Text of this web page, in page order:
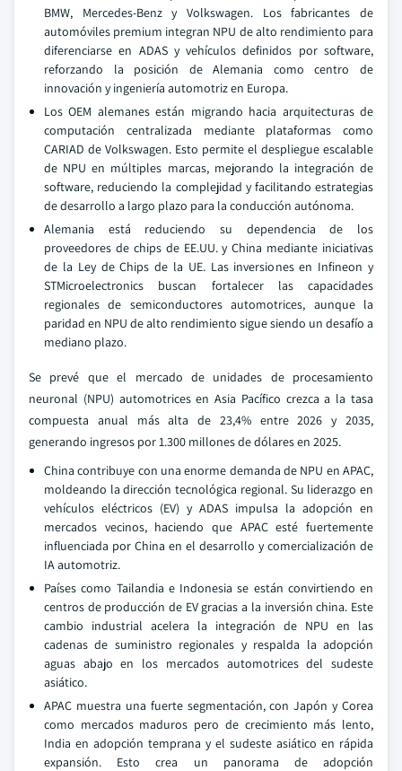
BMW, Mercedes-Benz y Volkswagen. Los fabricantes de
automóviles premium integran NPU de alto rendimiento para
diferenciarse en ADAS y vehículos definidos por software,
reforzando la posición de Alemania como centro de
innovación y ingeniería automotriz en Europa.
Los OEM alemanes están migrando hacia arquitecturas de
computación centralizada mediante plataformas como
CARIAD de Volkswagen. Esto permite el despliegue escalable
de NPU en múltiples marcas, mejorando la integración de
software, reduciendo la complejidad y facilitando estrategias
de desarrollo a largo plazo para la conducción autónoma.
Alemania está reduciendo su dependencia de los
proveedores de chips de EE.UU. y China mediante iniciativas
de la Ley de Chips de la UE. Las inversiones en Infineon y
STMicroelectronics buscan fortalecer las capacidades
regionales de semiconductores automotrices, aunque la
paridad en NPU de alto rendimiento sigue siendo un desafío a
mediano plazo.
Se prevé que el mercado de unidades de procesamiento
neuronal (NPU) automotrices en Asia Pacífico crezca a la tasa
compuesta anual más alta de 23,4% entre 2026 y 2035,
generando ingresos por 1.300 millones de dólares en 2025.
China contribuye con una enorme demanda de NPU en APAC,
moldeando la dirección tecnológica regional. Su liderazgo en
vehículos eléctricos (EV) y ADAS impulsa la adopción en
mercados vecinos, haciendo que APAC esté fuertemente
influenciada por China en el desarrollo y comercialización de
IA automotriz.
Países como Tailandia e Indonesia se están convirtiendo en
centros de producción de EV gracias a la inversión china. Este
cambio industrial acelera la integración de NPU en las
cadenas de suministro regionales y respalda la adopción
aguas abajo en los mercados automotrices del sudeste
asiático.
APAC muestra una fuerte segmentación, con Japón y Corea
como mercados maduros pero de crecimiento más lento,
India en adopción temprana y el sudeste asiático en rápida
expansión. Esto crea un panorama de adopción